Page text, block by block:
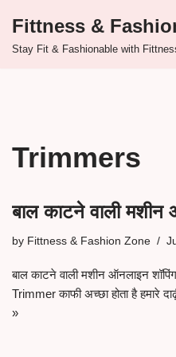
Skip
Fittness &
Stay Fit & Fashionable with
Trimmers
बाल काटने वाली मशीन
by Fittness & Fashion Zone
बाल काटने वाली मशीन ऑनलाइन
Trimmer काफी अच्छा होता है हमारे
»